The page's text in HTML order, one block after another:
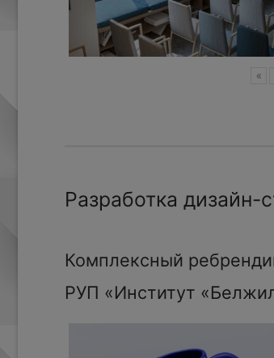
«
Разработка дизайн-
Комплексный
РУП «Институт